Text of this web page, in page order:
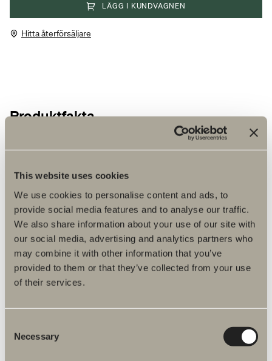
This website uses cookies
We use cookies to personalise content and ads, to
provide social media features and to analyse our traffic.
We also share information about your use of our site with
our social media, advertising and analytics partners who
may combine it with other information that you’ve
provided to them or that they’ve collected from your use
of their services.
Selection
Necessary
LÄGG I KUNDVAGNEN
Hitta återförsäljare
Produktfakta
Monteringsanvisningar
DWG-filer
Artikelnummer